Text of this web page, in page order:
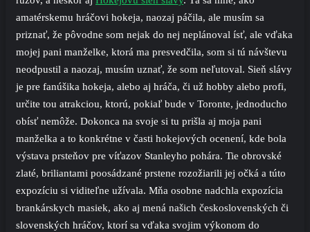
amatérskemu hráčovi hokeja, naozaj páčila, ale musím sa
priznať, že pôvodne som nejak do nej neplánoval ísť, ale vďaka
mojej pani manželke, ktorá ma presvedčila, som si tú návštevu
neodpustil a naozaj, musím uznať, že som neľutoval. Sieň slávy
je pre fanúšika hokeja, alebo aj hráča, či už hobby alebo profi,
určite tou atrakciou, ktorú, pokiaľ bude v Toronte, jednoducho
obísť nemôže. Dokonca na svoje si tu prišla aj moja pani
manželka a to konkrétne v časti hokejových ocenení, kde bola
výstava prsteňov pre víťazov Stanleyho pohára. Tie obrovské
zlaté, briliantami poosádzané prstene rozožiarili jej očká a túto
expozíciu si viditeľne užívala. Mňa osobne nadchla expozícia
brankárskych masiek, ako aj mená našich československých či
slovenských hráčov, ktorí sa vďaka svojim výkonom do